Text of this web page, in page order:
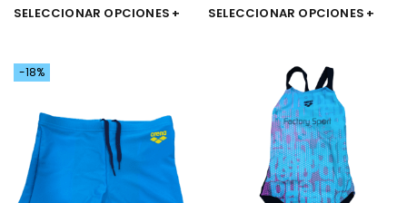
SELECCIONAR OPCIONES SELECCIONAR OPCIONES
-18%